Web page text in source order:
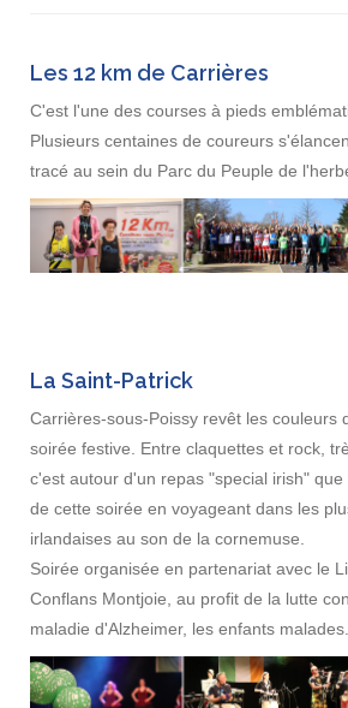
Les 12 km de Carrières
C'est l'une des courses à pieds
Plusieurs centaines de coureurs
tracé au sein du Parc du Peuple de
La Saint-Patrick
Carrières-sous-Poissy revêt les couleurs
soirée festive. Entre claquettes et rock,
c'est autour d'un repas "special irish"
de cette soirée en voyageant dans les
irlandaises au son de la cornemuse.
Soirée organisée en partenariat avec le
Conflans Montjoie, au profit de la lutte
maladie d'Alzheimer, les enfants malades...